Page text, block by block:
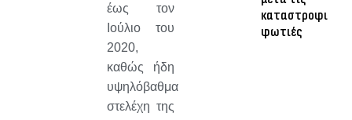
έως τον
Ιούλιο του
2020,
καθώς ήδη
υψηλόβαθμα
στελέχη της
καταστροφικές
φωτιές